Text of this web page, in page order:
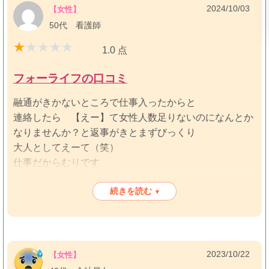
【女性】
50代 看護師
2024/10/03
1.0 点
フォーライフの口コミ
融通がきかないところで仕事入ったからと
連絡したら 【えー】て女性人数足りないのになんとか
なりませんか？と返事がきとまずびっくり
大人としてえーて（笑）
仕事だからむりです
キャンセル料かかりますが？と
続きを読む ▾
【女性】 2023/10/22